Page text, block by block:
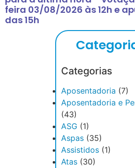
feira 03/08/2026 às 12h e
das 15h
Categorias
Aposentadoria (7)
Aposentadoria e
(43)
ASG (1)
Aspas (35)
Assistidos (1)
Atas (30)